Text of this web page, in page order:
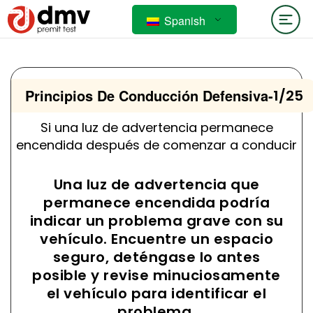
Spanish
Principios De Conducción Defensiva-1/25
Si una luz de advertencia permanece
encendida después de comenzar a conducir
Una luz de advertencia que
permanece encendida podría
indicar un problema grave con su
vehículo. Encuentre un espacio
seguro, deténgase lo antes
posible y revise minuciosamente
el vehículo para identificar el